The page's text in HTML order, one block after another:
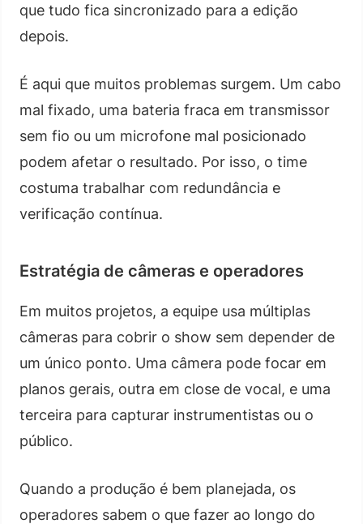
que tudo fica sincronizado para a edição
depois.
É aqui que muitos problemas surgem. Um cabo
mal fixado, uma bateria fraca em transmissor
sem fio ou um microfone mal posicionado
podem afetar o resultado. Por isso, o time
costuma trabalhar com redundância e
verificação contínua.
Estratégia de câmeras e operadores
Em muitos projetos, a equipe usa múltiplas
câmeras para cobrir o show sem depender de
um único ponto. Uma câmera pode focar em
planos gerais, outra em close de vocal, e uma
terceira para capturar instrumentistas ou o
público.
Quando a produção é bem planejada, os
operadores sabem o que fazer ao longo do